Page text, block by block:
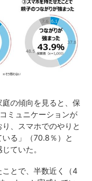
の傾向を見ると、保
ミュニケーションが
、スマホでのやりと
る」（70.8％）と
ていた。
とで、半数近く（4